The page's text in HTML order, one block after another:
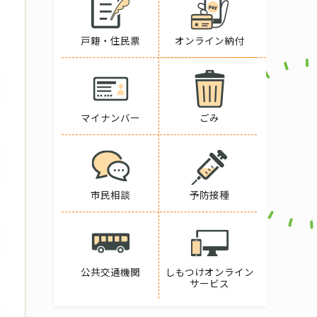
戸籍・住民票 オンライン納付
マイナンバー ごみ
市民相談 予防接種
公共交通機関
しもつけオンライン
サービス